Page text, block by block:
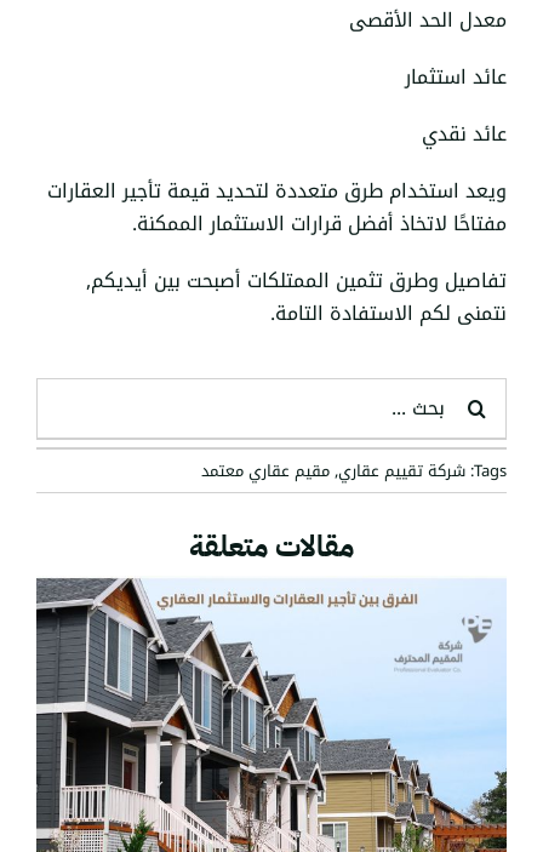
معدل الحد الأقصى
عائد استثمار
عائد نقدي
ويعد استخدام طرق متعددة لتحديد قيمة تأجير العقارات
مفتاحًا لاتخاذ أفضل قرارات الاستثمار الممكنة.
تفاصيل وطرق تثمين الممتلكات أصبحت بين أيديكم,
نتمنى لكم الاستفادة التامة.
البحث
عن:
Tags: شركة تقييم عقاري,مقيم عقاري معتمد
مقالات متعلقة